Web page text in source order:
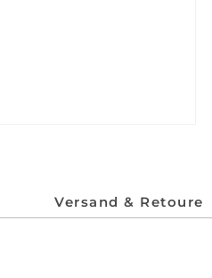
Versand & Retoure